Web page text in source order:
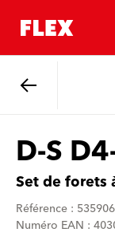
D-S
Set de forets
Référence : 535906
Numéro EAN :